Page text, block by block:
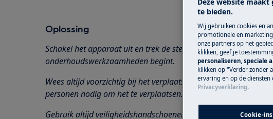
Oplossing
Schakel het apparaat uit en trek de stekker uit hetstopcontact
onderhoudswerkzaamhedenbegint.
Wees altijd voorzichtig bij het verplaatsen van apparaten, voor
personen nodig om het te verplaatsen.
Gebruik altijd veiligheidshandschoenen en gesloten schoeisel.
te bieden.
Wij gebruiken cookies en
promotionele en
onze partners op het
klikken, geef je
personaliseren, speciale
klikken op "Verder zonder
ervaring en op de
Privacyverklaring.
Cookie-